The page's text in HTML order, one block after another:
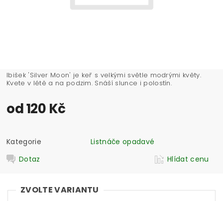
Ibišek 'Silver Moon' je keř s velkými světle modrými květy.
Kvete v létě a na podzim. Snáší slunce i polostín.
od 120 Kč
Kategorie
Listnáče opadavé
Dotaz
Hlídat cenu
ZVOLTE VARIANTU